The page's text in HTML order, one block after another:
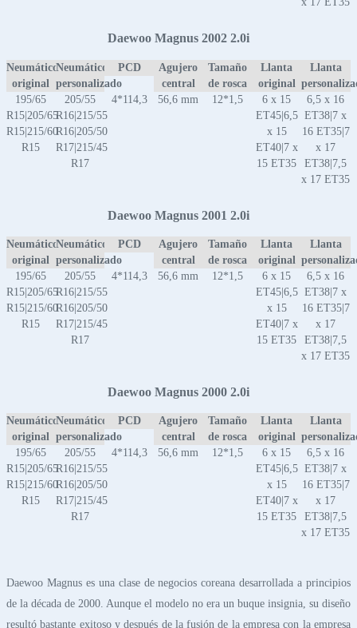
Daewoo Magnus 2002 2.0i
Neumático
original
Neumático
personalizado
PCD
Agujero
central
Tamaño
de rosca
Llanta
original
Llanta
195/65
R15|205/65
R15|215/60
R15
205/55
R16|215/55
R16|205/50
R17|215/45
R17
4*114,3 56,6 mm 12*1,5
6 x 15
ET45|6,5
x 15
ET40|7 x
15 ET35
6,5 x 16
ET38|7 x
16 ET35|7
x 17
ET38|7,5
x 17 ET35
Daewoo Magnus 2001 2.0i
Neumático
original
Neumático
personalizado
PCD
Agujero
central
Tamaño
de rosca
Llanta
original
Llanta
195/65
R15|205/65
R15|215/60
R15
205/55
R16|215/55
R16|205/50
R17|215/45
R17
4*114,3 56,6 mm 12*1,5
6 x 15
ET45|6,5
x 15
ET40|7 x
15 ET35
6,5 x 16
ET38|7 x
16 ET35|7
x 17
ET38|7,5
x 17 ET35
Daewoo Magnus 2000 2.0i
Neumático
original
Neumático
personalizado
PCD
Agujero
central
Tamaño
de rosca
Llanta
original
Llanta
195/65
R15|205/65
R15|215/60
R15
205/55
R16|215/55
R16|205/50
R17|215/45
R17
4*114,3 56,6 mm 12*1,5
6 x 15
ET45|6,5
x 15
ET40|7 x
15 ET35
6,5 x 16
ET38|7 x
16 ET35|7
x 17
ET38|7,5
x 17 ET35
Daewoo Magnus es una clase de negocios coreana desarrollada a principios
de la década de 2000. Aunque el modelo no era un buque insignia, su diseño
resultó bastante exitoso y después de la fusión de la empresa con la empresa